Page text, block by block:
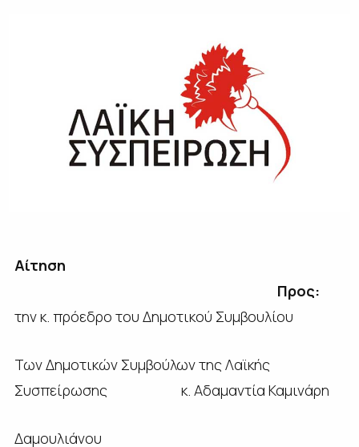
Αίτηση
Προς:
την κ. πρόεδρο του Δημοτικού Συμβουλίου
Των Δημοτικών Συμβούλων της Λαϊκής
Συσπείρωσης κ. Αδαμαντία Καμινάρη
Δαμουλιάνου